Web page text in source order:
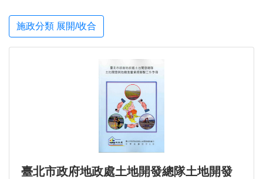
施政分類 展開/收合
臺北市政府地政處土地開發總隊土地開發